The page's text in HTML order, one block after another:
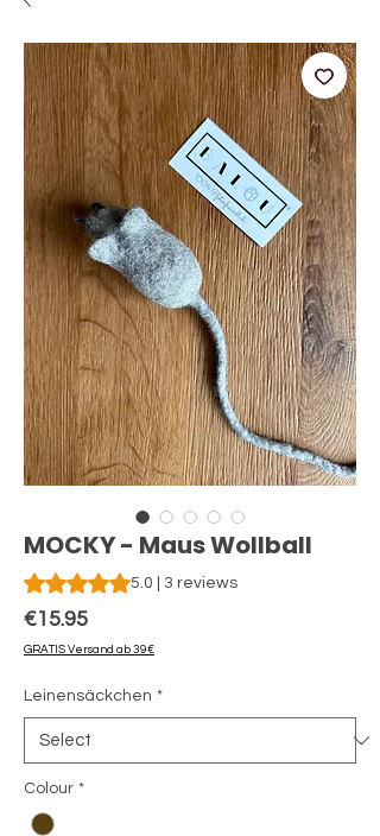
MOCKY - Maus Wollball
Rating is 5.0 out of five stars based on 3
5.0 | 3 reviews
€15.95Price
GRATIS Versand ab 39€
Leinensäckchen *
Colour *